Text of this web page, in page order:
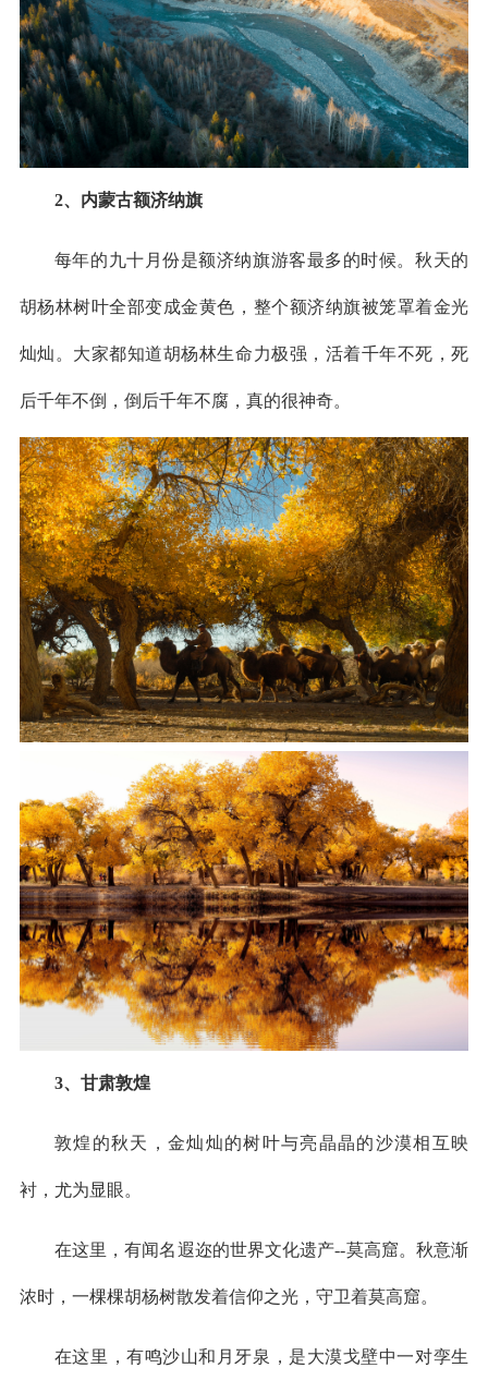
2、内蒙古额济纳旗
每年的九十月份是额济纳旗游客最多的时候。秋天的
胡杨林树叶全部变成金黄色，整个额济纳旗被笼罩着金光
灿灿。大家都知道胡杨林生命力极强，活着千年不死，死
后千年不倒，倒后千年不腐，真的很神奇。
3、甘肃敦煌
敦煌的秋天，金灿灿的树叶与亮晶晶的沙漠相互映
衬，尤为显眼。
在这里，有闻名遐迩的世界文化遗产--莫高窟。秋意渐
浓时，一棵棵胡杨树散发着信仰之光，守卫着莫高窟。
在这里，有鸣沙山和月牙泉，是大漠戈壁中一对孪生